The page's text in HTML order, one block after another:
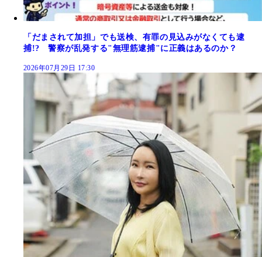
「だまされて加担」でも送検、有罪の見込みがなくても逮
捕!? 警察が乱発する"無理筋逮捕"に正義はあるのか？
2026年07月29日 17:30